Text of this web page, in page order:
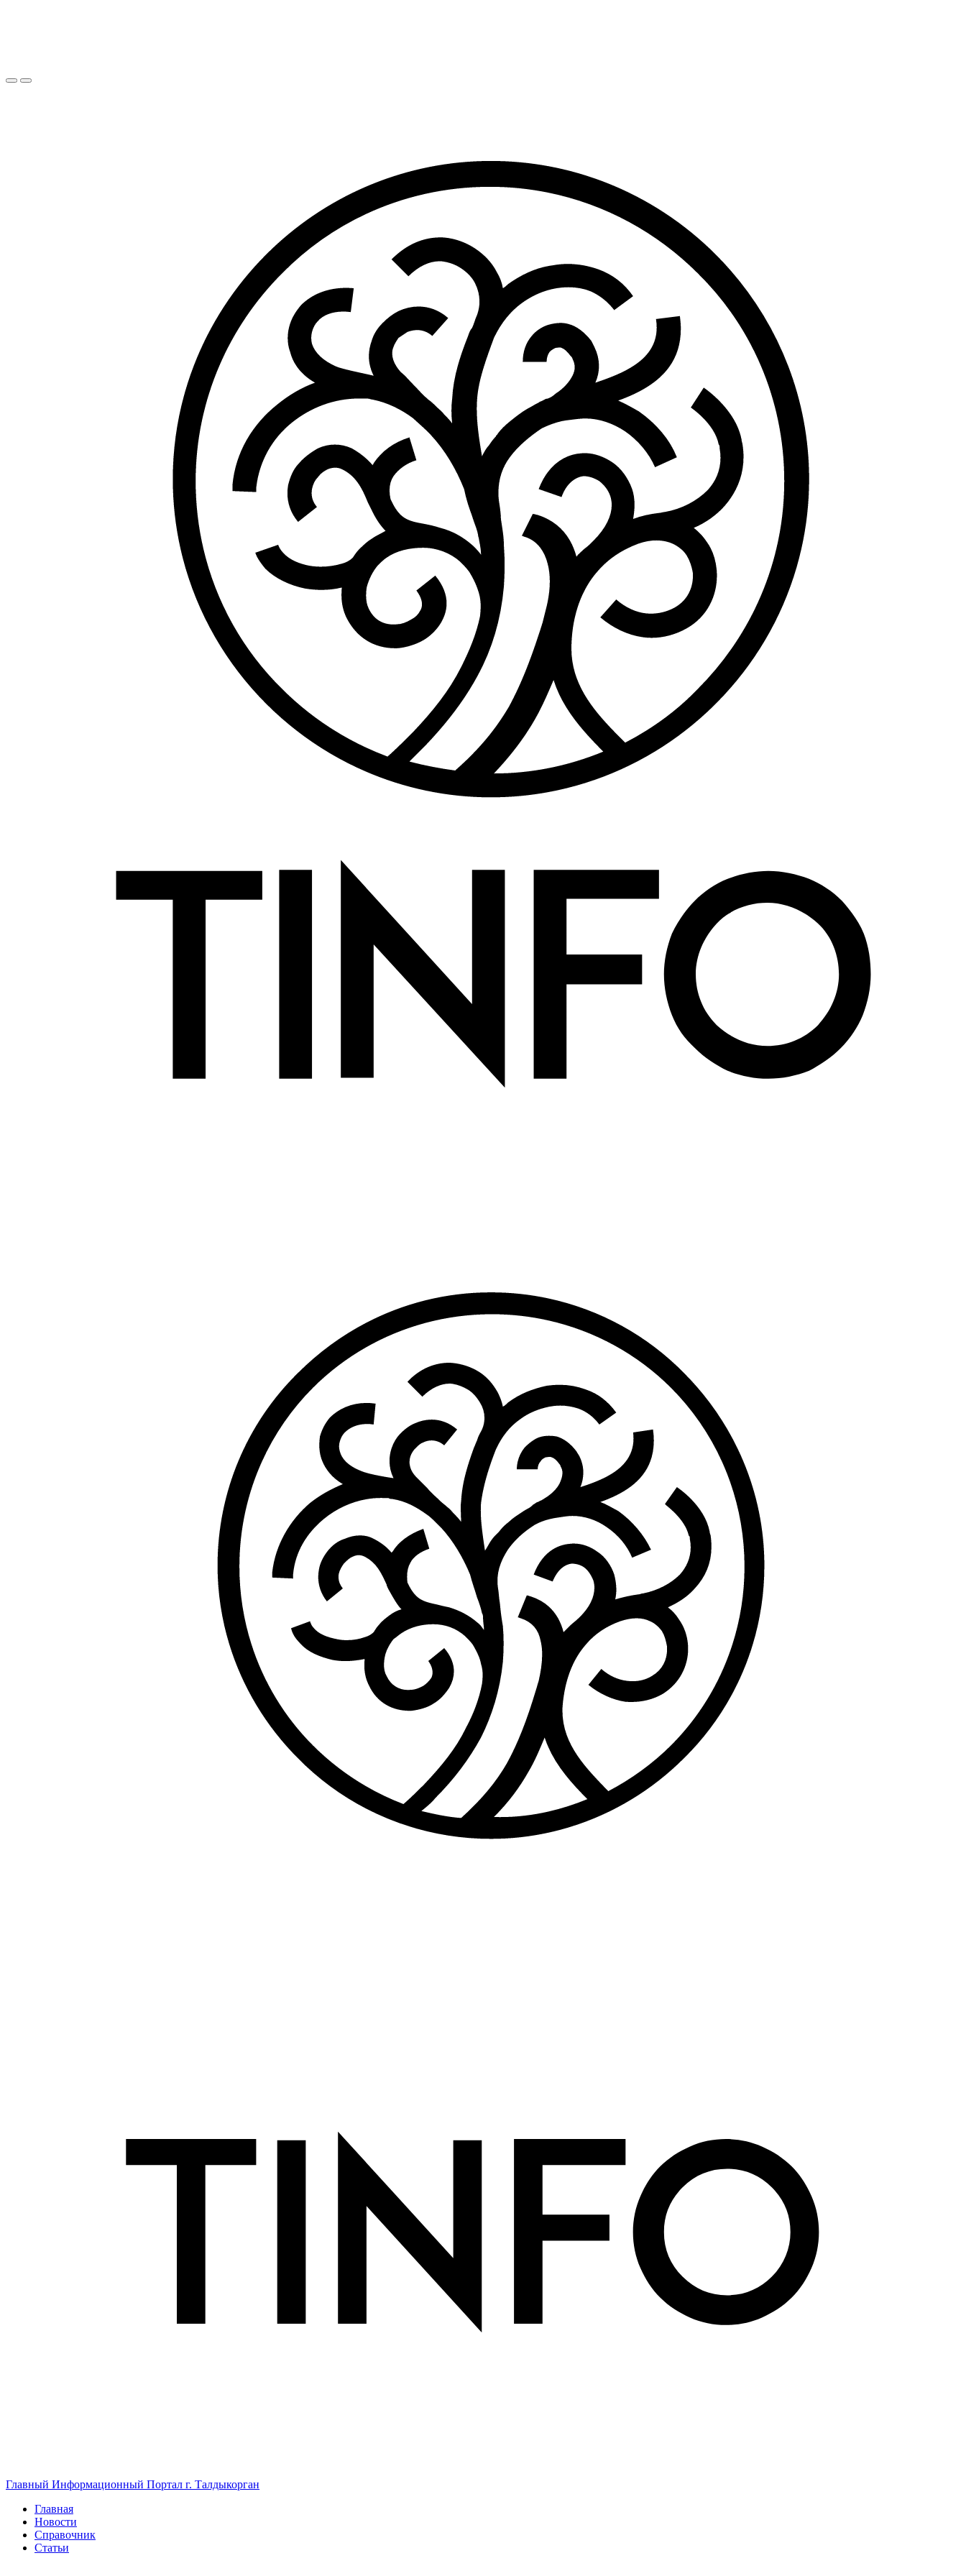
Главный Информационный Портал г. Талдыкорган
Главная
Новости
Справочник
Статьи